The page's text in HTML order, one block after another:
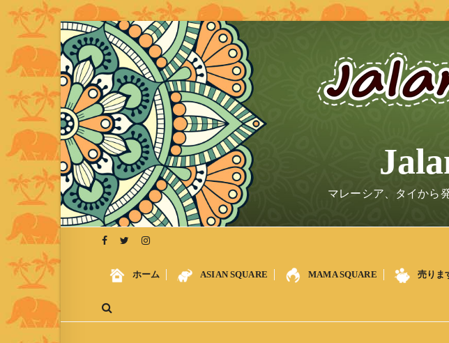
S
k
i
p
t
o
c
o
n
e
n
マレーシア、タイから
ホーム ASIAN SQUARE MAMA SQUARE 売りま